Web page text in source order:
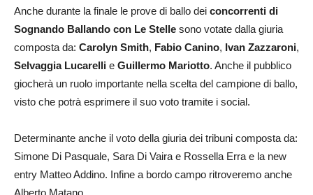
Anche durante la finale le prove di ballo dei concorrenti di
Sognando Ballando con Le Stelle sono votate dalla giuria
composta da: Carolyn Smith, Fabio Canino, Ivan Zazzaroni,
Selvaggia Lucarelli e Guillermo Mariotto. Anche il pubblico
giocherà un ruolo importante nella scelta del campione di ballo,
visto che potrà esprimere il suo voto tramite i social.
Determinante anche il voto della giuria dei tribuni composta da:
Simone Di Pasquale, Sara Di Vaira e Rossella Erra e la new
entry Matteo Addino. Infine a bordo campo ritroveremo anche
Alberto Matano.